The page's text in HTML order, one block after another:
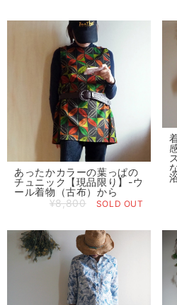
あったかカラーの葉っぱの
チュニック【現品限り】-ウ
ール着物（古布）から
¥8,800
SOLD OUT